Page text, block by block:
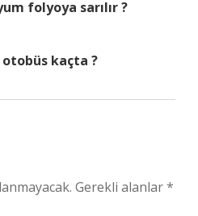
folyoya sarılır ?
kaçta ?
Gerekli alanlar*